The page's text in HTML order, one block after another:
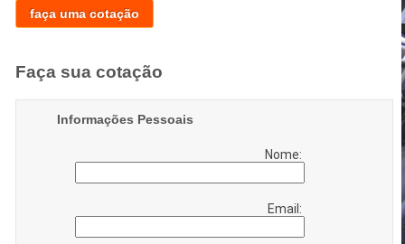
faça uma cotação
Faça sua cotação
Informações Pessoais
Nome:
Email: